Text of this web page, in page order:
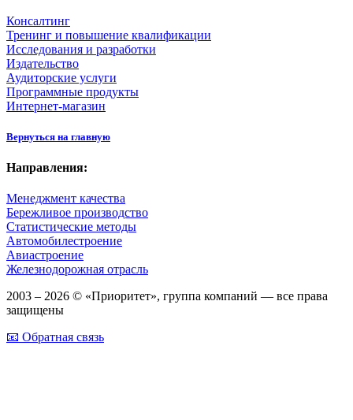
Консалтинг
Тренинг и повышение квалификации
Исследования и разработки
Издательство
Аудиторские услуги
Программные продукты
Интернет-магазин
Вернуться на главную
Направления:
Менеджмент качества
Бережливое производство
Статистические методы
Автомобилестроение
Авиастроение
Железнодорожная отрасль
2003 – 2026 © «Приоритет», группа компаний — все права
защищены
📧 Обратная связь